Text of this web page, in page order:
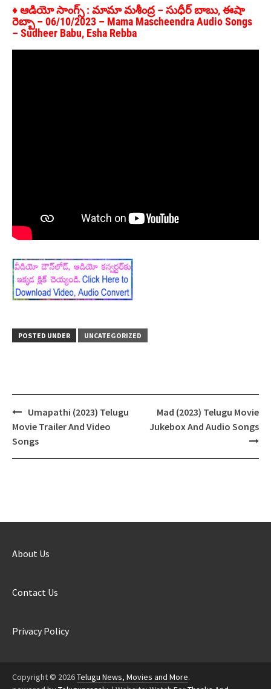
♦ ఆడియో సాంగ్స్ : మామా మశీంద్ర – సుధీర్ బాబు, ఈషా
రెబ్బా – 06/10/2023 – Mama Mascheendra Audio Songs
– Sudheer Babu, Esha Rebba
POSTED UNDER UNCATEGORIZED
Post
navigation
Umapathi (2023) Telugu
Movie Trailer And Video
Songs
Mad (2023) Telugu Movie
Jukebox And Audio Songs
About Us
Contact Us
Privacy Policy
Copyright © 2026Telugu News, Movies and More.